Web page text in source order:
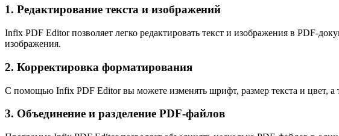
1. Редактирование текста и изображений
Infix PDF Editor позволяет легко редактировать текст и изображения в PDF-
изображения.
2. Корректировка форматирования
С помощью Infix PDF Editor вы можете изменять шрифт, размер текста и цвет,
3. Объединение и разделение PDF-файлов